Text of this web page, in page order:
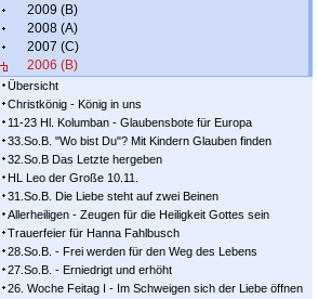
2009 (B)
2008 (A)
2007 (C)
2006 (B)
Übersicht
Christkönig - König in uns
11-23 Hl. Kolumban - Glaubensbote für Europa
33.So.B. "Wo bist Du"? Mit Kindern Glauben finden
32.So.B Das Letzte hergeben
HL Leo der Große 10.11.
31.So.B. Die Liebe steht auf zwei Beinen
Allerheiligen - Zeugen für die Heiligkeit Gottes sein
Trauerfeier für Hanna Fahlbusch
28.So.B. - Frei werden für den Weg des Lebens
27.So.B. - Erniedrigt und erhöht
26. Woche Feitag I - Im Schweigen sich der Liebe öffnen